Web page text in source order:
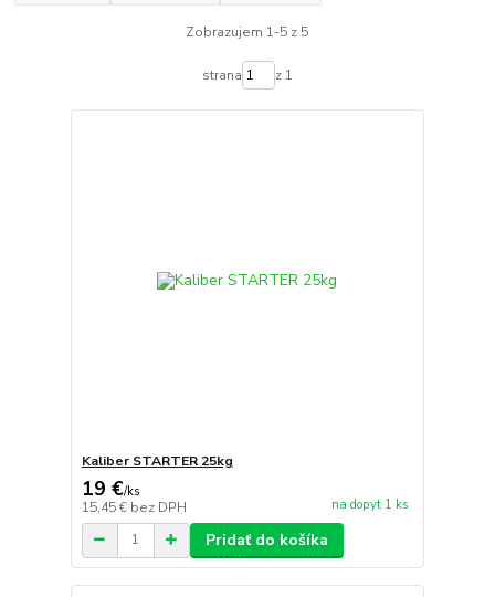
Zobrazujem 1-5 z 5
strana z 1
Kaliber STARTER 25kg
19 €/ks
15,45 € bez DPH na dopyt 1 ks
Pridať do košíka